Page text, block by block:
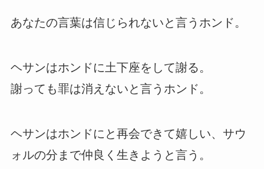
あなたの言葉は信じられないと言うホンド。
ヘサンはホンドに土下座をして謝る。
謝っても罪は消えないと言うホンド。
ヘサンはホンドにと再会できて嬉しい、サウ
ォルの分まで仲良く生きようと言う。